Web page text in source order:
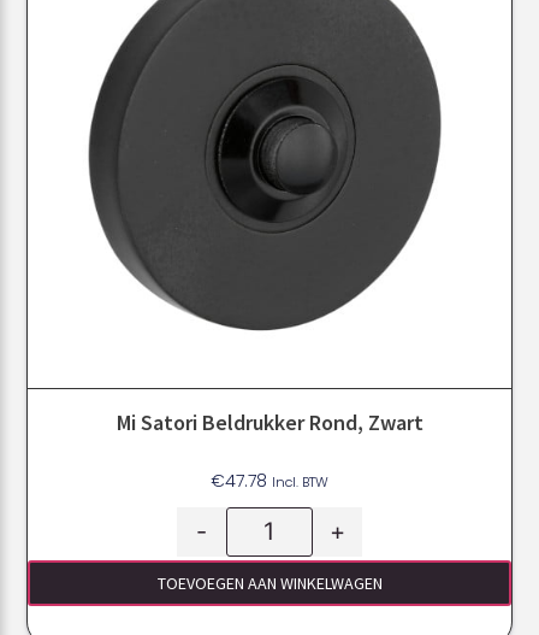
Mi Satori Beldrukker Rond, Zwart
€47.78 Incl. BTW
- +
TOEVOEGEN AAN WINKELWAGEN